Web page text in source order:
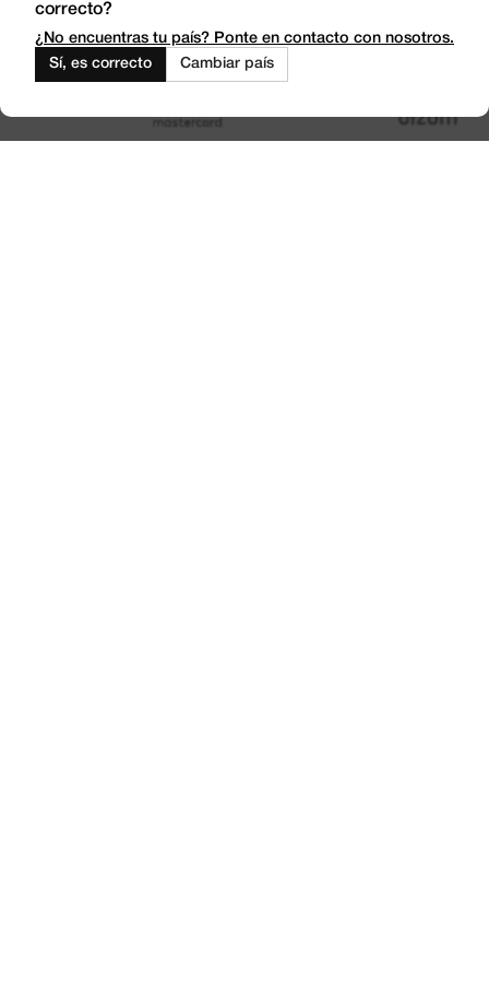
Trabalhe connosco
Outlet
correcto?
¿No encuentras tu país? Ponte en contacto con nosotros.
Sí, es correcto
Cambiar país